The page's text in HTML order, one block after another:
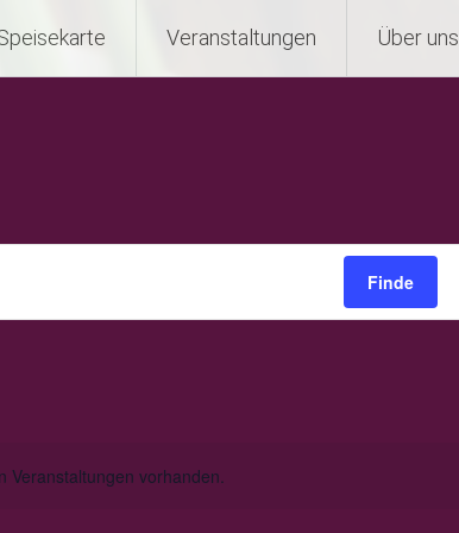
Veranstaltungen Über uns
Veranstaltungen vorhanden.
Finde